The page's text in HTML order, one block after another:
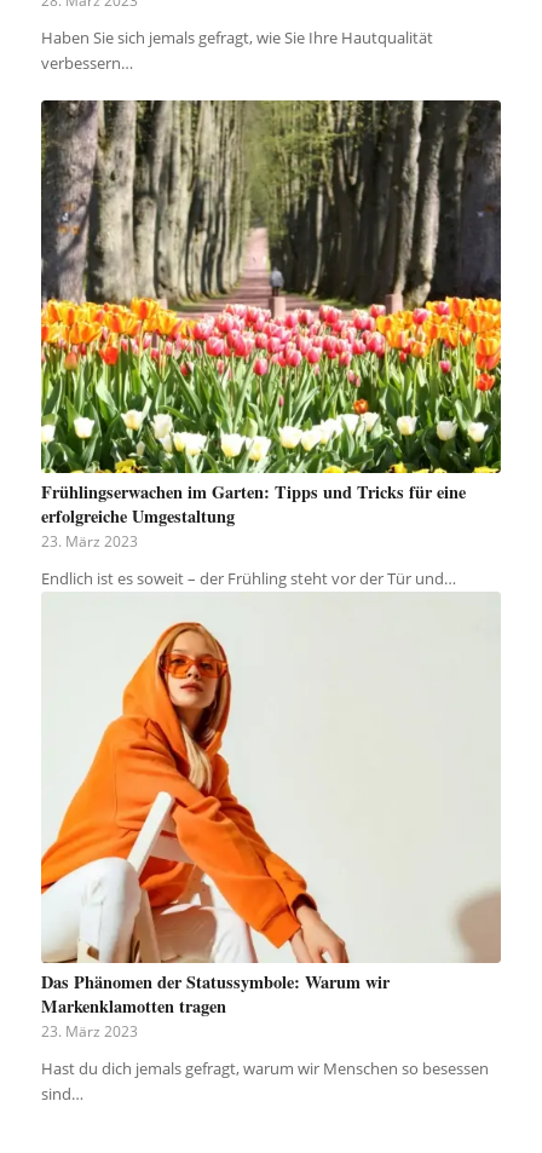
Haben Sie sich jemals gefragt, wie Sie Ihre Hautqualität
verbessern…
Frühlingserwachen im Garten: Tipps und Tricks für eine
erfolgreiche Umgestaltung
23. März 2023
Endlich ist es soweit – der Frühling steht vor der Tür und…
Das Phänomen der Statussymbole: Warum wir
Markenklamotten tragen
23. März 2023
Hast du dich jemals gefragt, warum wir Menschen so besessen
sind…